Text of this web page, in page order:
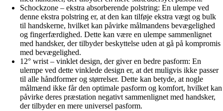
Schockzone – ekstra absorberende polstring: En ulempe ved
denne ekstra polstring er, at den kan tilføje ekstra vægt og bulk
til handskerne, hvilket kan påvirke målmandens bevægelighed
og fingerfærdighed. Dette kan være en ulempe sammenlignet
med handsker, der tilbyder beskyttelse uden at gå på kompromis
med bevægelighed.
12° wrist – vinklet design, der giver en bedre pasform: En
ulempe ved dette vinklede design er, at det muligvis ikke passer
til alle håndformer og størrelser. Dette kan betyde, at nogle
målmænd ikke får den optimale pasform og komfort, hvilket kan
påvirke deres præstation negativt sammenlignet med handsker,
der tilbyder en mere universel pasform.